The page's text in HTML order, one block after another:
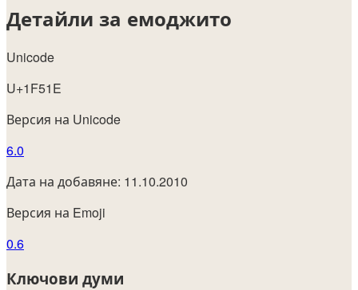
Детайли за емоджито
Unicode
U+1F51E
Версия на Unicode
6.0
Дата на добавяне: 11.10.2010
Версия на Emoji
0.6
Ключови думи